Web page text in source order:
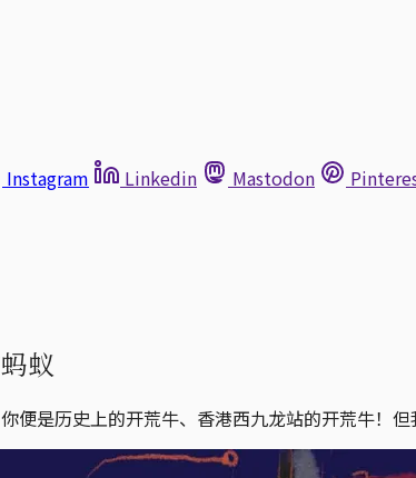
Instagram Linkedin Mastodon
蚁
是历史上的开荒牛、香港西九龙站的开荒牛！